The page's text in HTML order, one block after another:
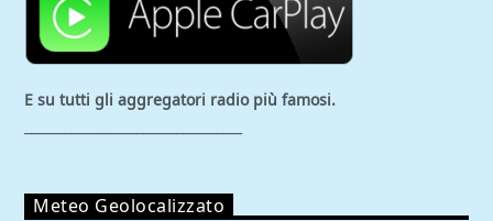
E su tutti gli aggregatori radio più famosi.
Meteo Geolocalizzato